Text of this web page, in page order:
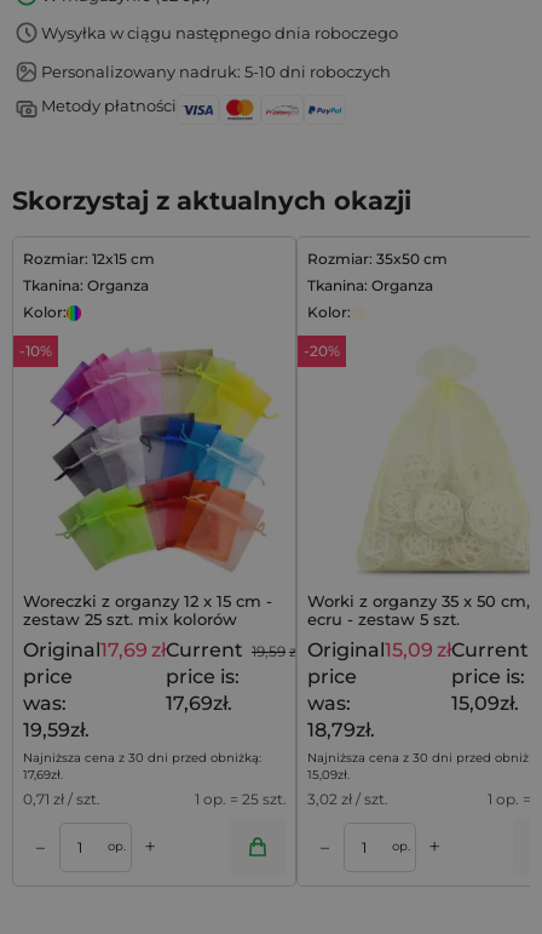
Wysyłka w ciągu następnego dnia roboczego
Personalizowany nadruk: 5-10 dni roboczych
Metody płatności
Skorzystaj z aktualnych okazji
Rozmiar: 12x15 cm
Tkanina: Organza
Kolor:
-10%
Woreczki z organzy 12 x 15 cm -
zestaw 25 szt. mix kolorów
19,59 zł
Original
price
was:
19,59zł.
17,69 złCurrent
price is:
17,69zł.
Najniższa cena z 30 dni przed obniżką:
17,69zł.
0,71 zł / szt. 1 op. = 25 szt.
– op. +
Rozmiar: 35x50 cm
Tkanina: Organza
Kolor:
-20%
Worki z organzy 35 x 50 cm,
ecru - zestaw 5 szt.
Original
price
was:
18,79zł.
15,09 złCurrent
price is:
15,09zł.
Najniższa cena z 30 dni przed
15,09zł.
3,02 zł / szt. 1 op. =
– op. +
Dodaj do koszyka